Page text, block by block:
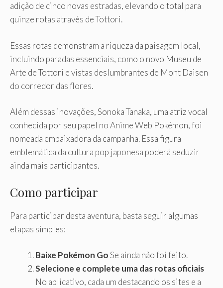
adição de cinco novas estradas, elevando o total para
quinze rotas através de Tottori.
Essas rotas demonstram a riqueza da paisagem local,
incluindo paradas essenciais, como o novo Museu de
Arte de Tottori e vistas deslumbrantes de Mont Daisen
do corredor das flores.
Além dessas inovações, Sonoka Tanaka, uma atriz vocal
conhecida por seu papel no Anime Web Pokémon, foi
nomeada embaixadora da campanha. Essa figura
emblemática da cultura pop japonesa poderá seduzir
ainda mais participantes.
Como participar
Para participar desta aventura, basta seguir algumas
etapas simples:
Baixe Pokémon GoSe ainda não foi feito.
Selecione e complete uma das rotas oficiais
No aplicativo, cada um destacando os sites e a